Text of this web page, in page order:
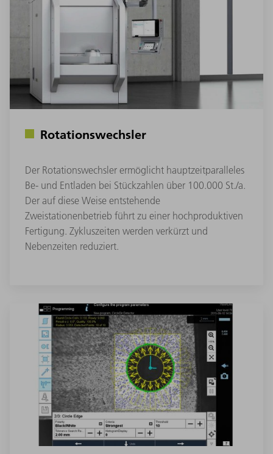
Rotationswechsler
Der Rotationswechsler ermöglicht hauptzeitparalleles
Be- und Entladen bei Stückzahlen über 100.000 St./a.
Der auf diese Weise entstehende
Zweistationenbetrieb führt zu einer hochproduktiven
Fertigung. Zykluszeiten werden verkürzt und
Nebenzeiten reduziert.